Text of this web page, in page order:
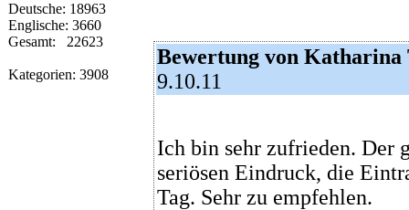
Deutsche: 18963
Englische: 3660
Gesamt: 22623
Kategorien: 3908
Bewertung von Katharina
9.10.11
Ich bin sehr zufrieden. Der
seriösen Eindruck, die
Tag. Sehr zu empfehlen.